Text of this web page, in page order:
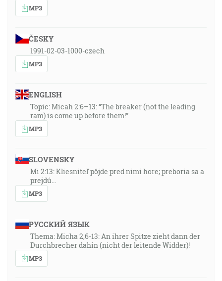
MP3
ČESKY
1991-02-03-1000-czech
MP3
ENGLISH
Topic: Micah 2:6–13: “The breaker (not the leading
ram) is come up before them!”
MP3
SLOVENSKY
Mi 2:13: Kliesniteľ pôjde pred nimi hore; preboria sa a
prejdú…
MP3
РУССКИЙ ЯЗЫК
Thema: Micha 2,6-13: An ihrer Spitze zieht dann der
Durchbrecher dahin (nicht der leitende Widder)!
MP3